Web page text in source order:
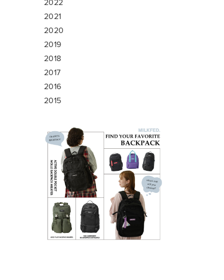
2022
2021
2020
2019
2018
2017
2016
2015